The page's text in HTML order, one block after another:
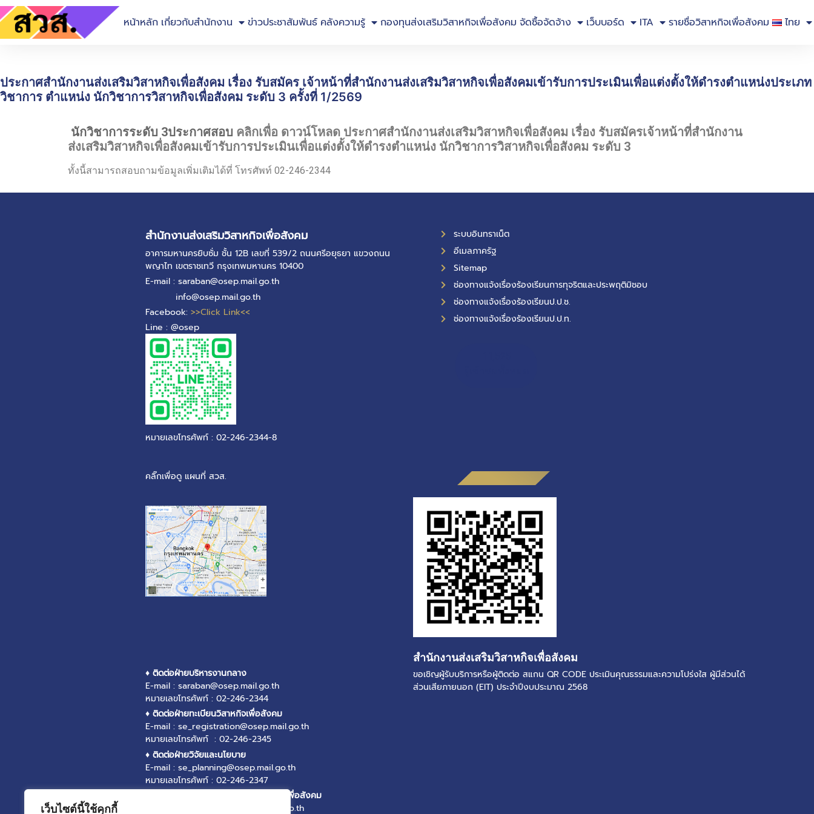
เว็บไซต์นี้ใช้คุกกี้
หน้าหลัก เกี่ยวกับสำนักงาน ข่าวประชาสัมพันธ์ คลังความรู้ กองทุนส่งเสริมวิสาหกิจเพื่อสังคม จัดซื้อจัดจ้าง เว็บบอร์ด ITA รายชื่อวิสาหกิจเพื่อสังคม ไทย
ประกาศสำนักงานส่งเสริมวิสาหกิจเพื่อสังคม เรื่อง รับสมัคร เจ้าหน้าที่สำนักงานส่งเสริมวิสาหกิจเพื่อสังคมเข้ารับการประเมินเพื่อแต่งตั้งให้ดำรงตำแหน่งประเภท
วิชาการ ตำแหน่ง นักวิชาการวิสาหกิจเพื่อสังคม ระดับ 3 ครั้งที่ 1/2569
นักวิชาการระดับ 3ประกาศสอบ คลิกเพื่อ ดาวน์โหลด ประกาศสำนักงานส่งเสริมวิสาหกิจเพื่อสังคม เรื่อง รับสมัครเจ้าหน้าที่สำนักงาน
ส่งเสริมวิสาหกิจเพื่อสังคมเข้ารับการประเมินเพื่อแต่งตั้งให้ดำรงตำแหน่ง นักวิชาการวิสาหกิจเพื่อสังคม ระดับ 3
ทั้งนี้สามารถสอบถามข้อมูลเพิ่มเติมได้ที่ โทรศัพท์ 02-246-2344
สำนักงานส่งเสริมวิสาหกิจเพื่อสังคม
อาคารมหานครยิบซั่ม ชั้น 12B เลขที่ 539/2 ถนนศรีอยุธยา แขวงถนน
พญาไท เขตราชเทวี กรุงเทพมหานคร 10400
E-mail : saraban@osep.mail.go.th
info@osep.mail.go.th
Facebook: >>Click Link<<
Line : @osep
หมายเลขโทรศัพท์ : 02-246-2344-8
คลิ๊กเพื่อดู แผนที่ สวส.
♦ ติดต่อฝ่ายบริหารงานกลาง
E-mail : saraban@osep.mail.go.th
หมายเลขโทรศัพท์ : 02-246-2344
♦ ติดต่อฝ่ายทะเบียนวิสาหกิจเพื่อสังคม
E-mail : se_registration@osep.mail.go.th
หมายเลขโทรศัพท์ : 02-246-2345
♦ ติดต่อฝ่ายวิจัยและนโยบาย
E-mail : se_planning@osep.mail.go.th
หมายเลขโทรศัพท์ : 02-246-2347
♦ ติดต่อฝ่ายส่งเสริมและพัฒนาวิสาหกิจเพื่อสังคม
E-mail : se_promotion@osep.mail.go.th
ระบบอินทราเน็ต
อีเมลภาครัฐ
Sitemap
ช่องทางแจ้งเรื่องร้องเรียนการทุจริตและประพฤติมิชอบ
ช่องทางแจ้งเรื่องร้องเรียนป.ป.ช.
ช่องทางแจ้งเรื่องร้องเรียนป.ป.ท.
สำนักงานส่งเสริมวิสาหกิจเพื่อสังคม
ขอเชิญผู้รับบริการหรือผู้ติดต่อ สแกน QR CODE ประเมินคุณธรรมและความโปร่งใส ผู้มีส่วนได้
ส่วนเสียภายนอก (EIT) ประจำปีงบประมาณ 2568